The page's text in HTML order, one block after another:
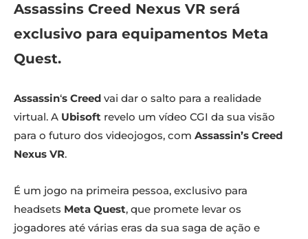
Assassins Creed Nexus VR será
exclusivo para equipamentos Meta
Quest.
Assassin‘s Creed vai dar o salto para a realidade
virtual. A Ubisoft revelo um vídeo CGI da sua visão
para o futuro dos videojogos, com Assassin’s Creed
Nexus VR.
É um jogo na primeira pessoa, exclusivo para
headsets Meta Quest, que promete levar os
jogadores até várias eras da sua saga de ação e